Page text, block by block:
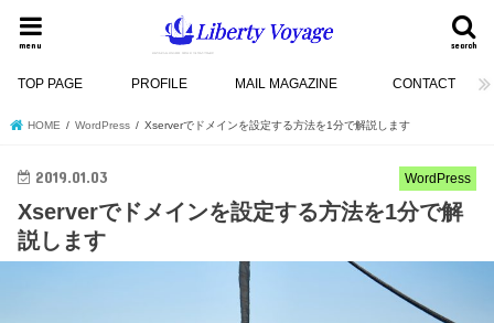
search
menu
TOP PAGE PROFILE MAIL MAGAZINE CONTACT
HOME WordPress Xserverでドメインを設定する方法を1分で解説します
WordPress
2019.01.03
Xserverでドメインを設定する方法を1分で解
説します